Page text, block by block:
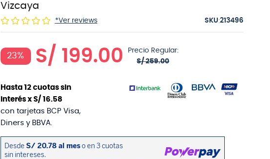
Vizcaya
*Ver reviews :213496
23% S/ 199.00
Precio Regular:
S/ 259.00
Hasta 12cuotas sin
interés x S/ 16.58
con tarjetas BCP Visa,
Diners y BBVA.